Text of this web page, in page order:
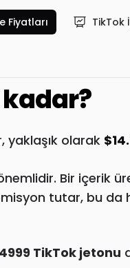
Fiyatları TikTok
yaklaşık olarak
Bir içerik
tutar, bu
TikTok jetonu